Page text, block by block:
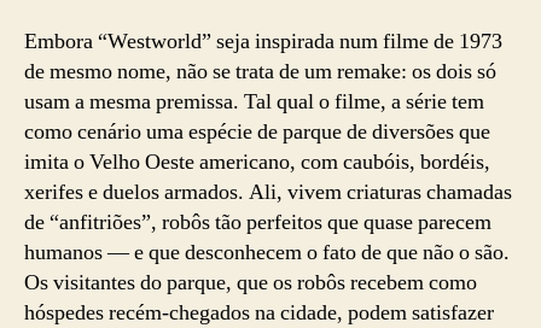
Embora “Westworld” seja inspirada num filme de 1973
de mesmo nome, não se trata de um remake: os dois só
usam a mesma premissa. Tal qual o filme, a série tem
como cenário uma espécie de parque de diversões que
imita o Velho Oeste americano, com caubóis, bordéis,
xerifes e duelos armados. Ali, vivem criaturas chamadas
de “anfitriões”, robôs tão perfeitos que quase parecem
humanos — e que desconhecem o fato de que não o são.
Os visitantes do parque, que os robôs recebem como
hóspedes recém-chegados na cidade, podem satisfazer